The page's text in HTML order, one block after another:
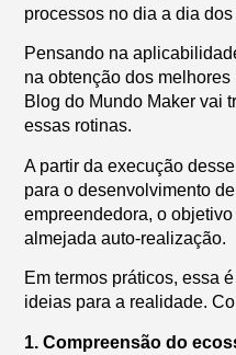
processos no dia a dia
Pensando na
na obtenção dos
Blog do Mundo Maker vai
essas rotinas.
A partir da execução
para o desenvolvimento
empreendedora, o
almejada auto-realização.
Em termos práticos, essa
ideias para a realidade.
1. Compreensão do